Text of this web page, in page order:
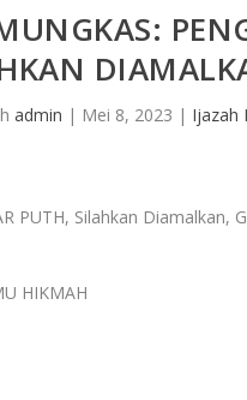
admin | Mei 8, 2023 | Ijazah
HIKMAH